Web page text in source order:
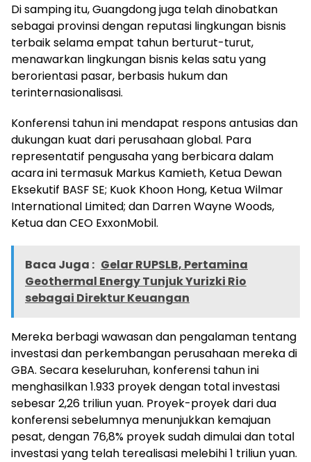
Di samping itu, Guangdong juga telah dinobatkan
sebagai provinsi dengan reputasi lingkungan bisnis
terbaik selama empat tahun berturut-turut,
menawarkan lingkungan bisnis kelas satu yang
berorientasi pasar, berbasis hukum dan
terinternasionalisasi.
Konferensi tahun ini mendapat respons antusias dan
dukungan kuat dari perusahaan global. Para
representatif pengusaha yang berbicara dalam
acara ini termasuk Markus Kamieth, Ketua Dewan
Eksekutif BASF SE; Kuok Khoon Hong, Ketua Wilmar
International Limited; dan Darren Wayne Woods,
Ketua dan CEO ExxonMobil.
Baca Juga : Gelar RUPSLB, Pertamina
Geothermal Energy Tunjuk Yurizki Rio
sebagai Direktur Keuangan
Mereka berbagi wawasan dan pengalaman tentang
investasi dan perkembangan perusahaan mereka di
GBA. Secara keseluruhan, konferensi tahun ini
menghasilkan 1.933 proyek dengan total investasi
sebesar 2,26 triliun yuan. Proyek-proyek dari dua
konferensi sebelumnya menunjukkan kemajuan
pesat, dengan 76,8% proyek sudah dimulai dan total
investasi yang telah terealisasi melebihi 1 triliun yuan.